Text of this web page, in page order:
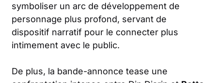
symboliser un arc de développement de
personnage plus profond, servant de
dispositif narratif pour le connecter plus
intimement avec le public.
De plus, la bande-annonce tease une